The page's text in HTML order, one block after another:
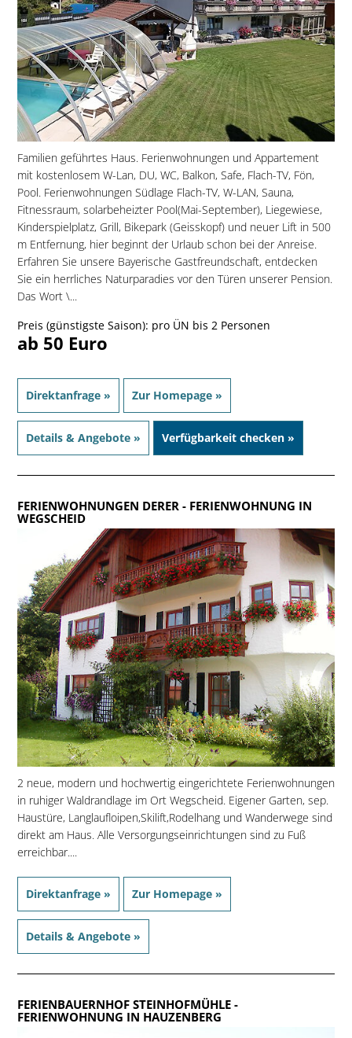
Familien geführtes Haus. Ferienwohnungen und Appartement
mit kostenlosem W-Lan, DU, WC, Balkon, Safe, Flach-TV, Fön,
Pool. Ferienwohnungen Südlage Flach-TV, W-LAN, Sauna,
Fitnessraum, solarbeheizter Pool(Mai-September), Liegewiese,
Kinderspielplatz, Grill, Bikepark (Geisskopf) und neuer Lift in 500
m Entfernung, hier beginnt der Urlaub schon bei der Anreise.
Erfahren Sie unsere Bayerische Gastfreundschaft, entdecken
Sie ein herrliches Naturparadies vor den Türen unserer Pension.
Das Wort \...
Preis (günstigste Saison): pro ÜN bis 2 Personen
ab 50 Euro
Direktanfrage » Zur Homepage »
Details & Angebote » Verfügbarkeit checken »
FERIENWOHNUNGEN DERER- FERIENWOHNUNG IN
WEGSCHEID
2 neue, modern und hochwertig eingerichtete Ferienwohnungen
in ruhiger Waldrandlage im Ort Wegscheid. Eigener Garten, sep.
Haustüre, Langlaufloipen,Skilift,Rodelhang und Wanderwege sind
direkt am Haus. Alle Versorgungseinrichtungen sind zu Fuß
erreichbar....
Direktanfrage » Zur Homepage »
Details & Angebote »
FERIENBAUERNHOF STEINHOFMÜHLE-
FERIENWOHNUNG IN HAUZENBERG